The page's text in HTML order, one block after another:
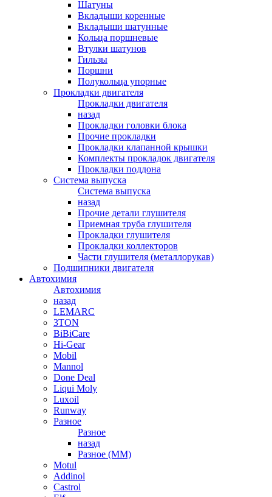
Шатуны
Вкладыши коренные
Вкладыши шатунные
Кольца поршневые
Втулки шатунов
Гильзы
Поршни
Полукольца упорные
Прокладки двигателя
Прокладки двигателя
назад
Прокладки головки блока
Прочие прокладки
Прокладки клапанной крышки
Комплекты прокладок двигателя
Прокладки поддона
Система выпуска
Система выпуска
назад
Прочие детали глушителя
Приемная труба глушителя
Прокладки глушителя
Прокладки коллекторов
Части глушителя (металлорукав)
Подшипники двигателя
Автохимия
Автохимия
назад
LEMARC
3TON
BiBiCare
Hi-Gear
Mobil
Mannol
Done Deal
Liqui Moly
Luxoil
Runway
Разное
Разное
назад
Разное (ММ)
Motul
Addinol
Castrol